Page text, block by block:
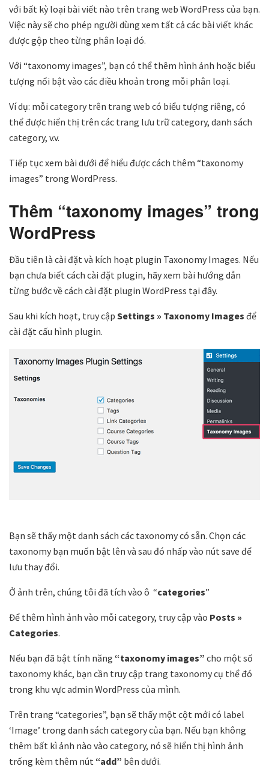
với bất kỳ loại bài viết nào trên trang web WordPress của bạn.
Việc này sẽ cho phép người dùng xem tất cả các bài viết khác
được gộp theo từng phân loại đó.
Với “taxonomy images”, bạn có thể thêm hình ảnh hoặc biểu
tượng nổi bật vào các điều khoản trong mỗi phân loại.
Ví dụ: mỗi category trên trang web có biểu tượng riêng, có
thể được hiển thị trên các trang lưu trữ category, danh sách
category, v.v.
Tiếp tục xem bài dưới để hiểu được cách thêm “taxonomy
images” trong WordPress.
Thêm “taxonomy images” trong
WordPress
Đầu tiên là cài đặt và kích hoạt plugin Taxonomy Images. Nếu
bạn chưa biết cách cài đặt plugin, hãy xem bài hướng dẫn
từng bước về cách cài đặt plugin WordPress tại đây.
Sau khi kích hoạt, truy cập Settings » Taxonomy Images để
cài đặt cấu hình plugin.
Bạn sẽ thấy một danh sách các taxonomy có sẵn. Chọn các
taxonomy bạn muốn bật lên và sau đó nhấp vào nút save để
lưu thay đổi.
Ở ảnh trên, chúng tôi đã tích vào ô “categories”
Để thêm hình ảnh vào mỗi category, truy cập vào Posts »
Categories.
Nếu bạn đã bật tính năng “taxonomy images” cho một số
taxonomy khác, bạn cần truy cập trang taxonomy cụ thể đó
trong khu vực admin WordPress của mình.
Trên trang “categories”, bạn sẽ thấy một cột mới có label
‘Image’ trong danh sách category của bạn. Nếu bạn không
thêm bất kì ảnh nào vào category, nó sẽ hiển thị hình ảnh
trống kèm thêm nút “add” bên dưới.